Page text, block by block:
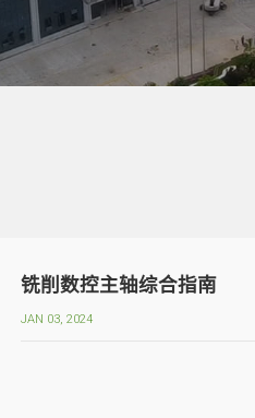
铣削数控主轴综合指南
JAN 03, 2024